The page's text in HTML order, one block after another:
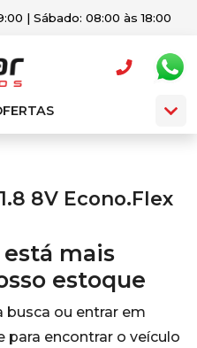
| Sábado: 08:00 às 18:00
8V Econo.Flex
mais
estoque
busca ou entrar em
encontrar o veículo